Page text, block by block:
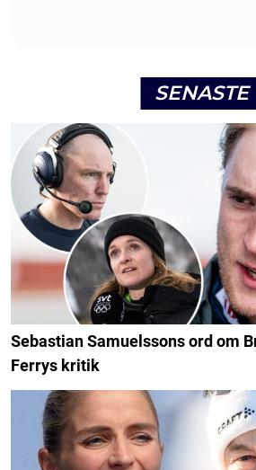
SENASTE
Sebastian Samuelssons ord om
Ferrys kritik